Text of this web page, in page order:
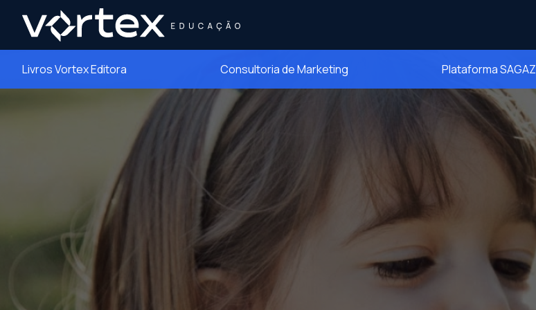
Livros Vortex Editora Consultoria de Marketing Plataforma SAGAZ